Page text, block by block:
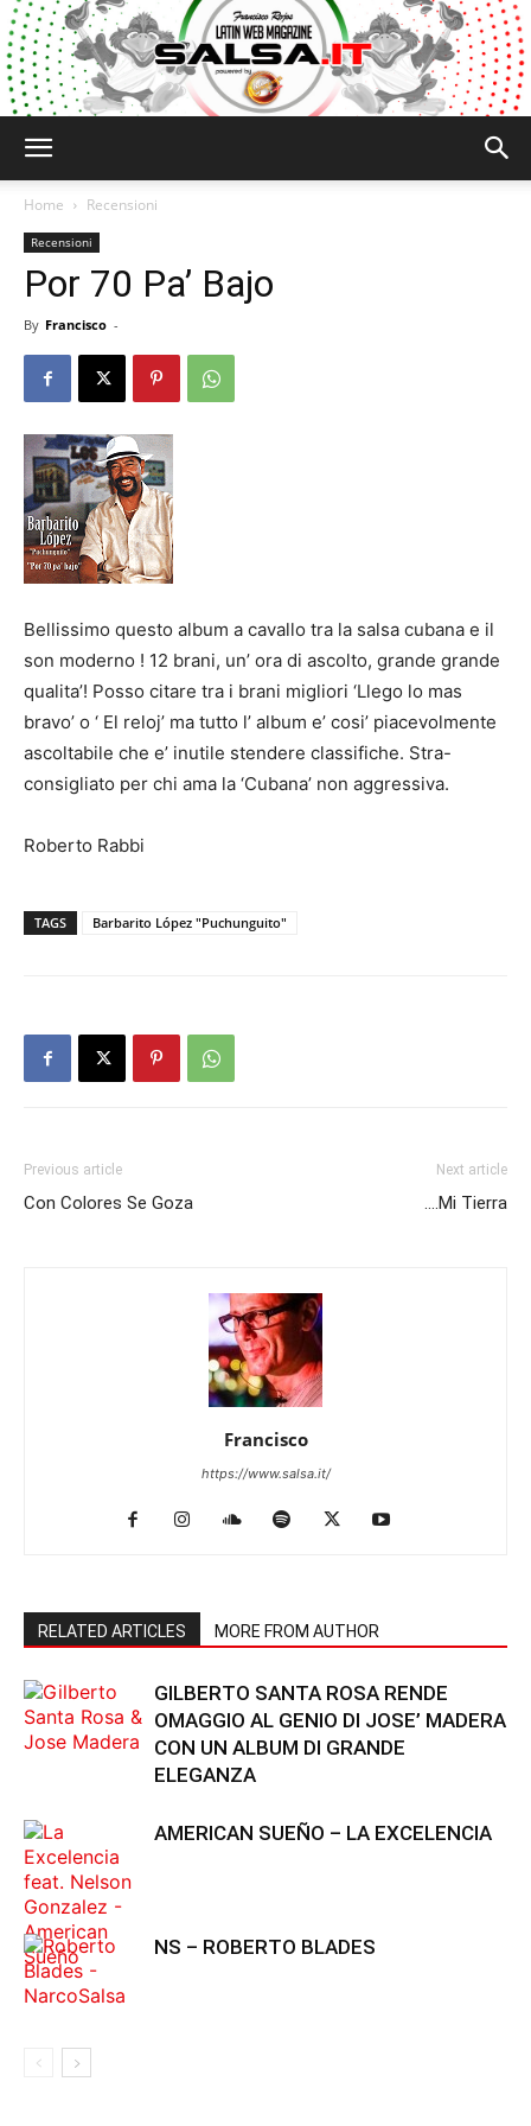
Home Recensioni
Recensioni
Por 70 Pa’ Bajo
By Francisco -
Bellissimo questo album a cavallo tra la salsa cubana e il
son moderno ! 12 brani, un’ ora di ascolto, grande grande
qualita’! Posso citare tra i brani migliori ‘Llego lo mas
bravo’ o ‘ El reloj’ ma tutto l’ album e’ cosi’ piacevolmente
ascoltabile che e’ inutile stendere classifiche. Stra-
consigliato per chi ama la ‘Cubana’ non aggressiva.
Roberto Rabbi
TAGS Barbarito López "Puchunguito"
Previous article
Con Colores Se Goza
Next article
….Mi Tierra
Francisco
https://www.salsa.it/
RELATED ARTICLES MORE FROM AUTHOR
GILBERTO SANTA ROSA RENDE
OMAGGIO AL GENIO DI JOSE’ MADERA
CON UN ALBUM DI GRANDE
ELEGANZA
AMERICAN SUEÑO – LA EXCELENCIA
NS – ROBERTO BLADES